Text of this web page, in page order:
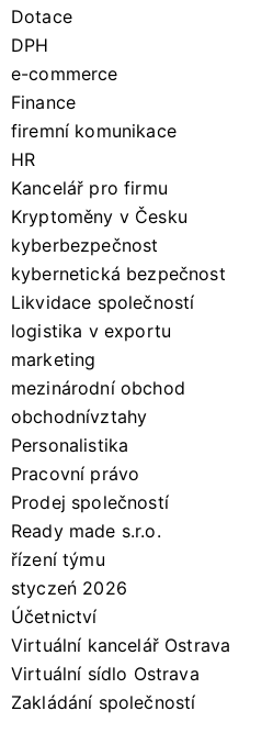
Dotace
DPH
e-commerce
Finance
firemní komunikace
HR
Kancelář pro firmu
Kryptoměny v Česku
kyberbezpečnost
kybernetická bezpečnost
Likvidace společností
logistika v exportu
marketing
mezinárodní obchod
obchodnívztahy
Personalistika
Pracovní právo
Prodej společností
Ready made s.r.o.
řízení týmu
styczeń 2026
Účetnictví
Virtuální kancelář Ostrava
Virtuální sídlo Ostrava
Zakládání společností